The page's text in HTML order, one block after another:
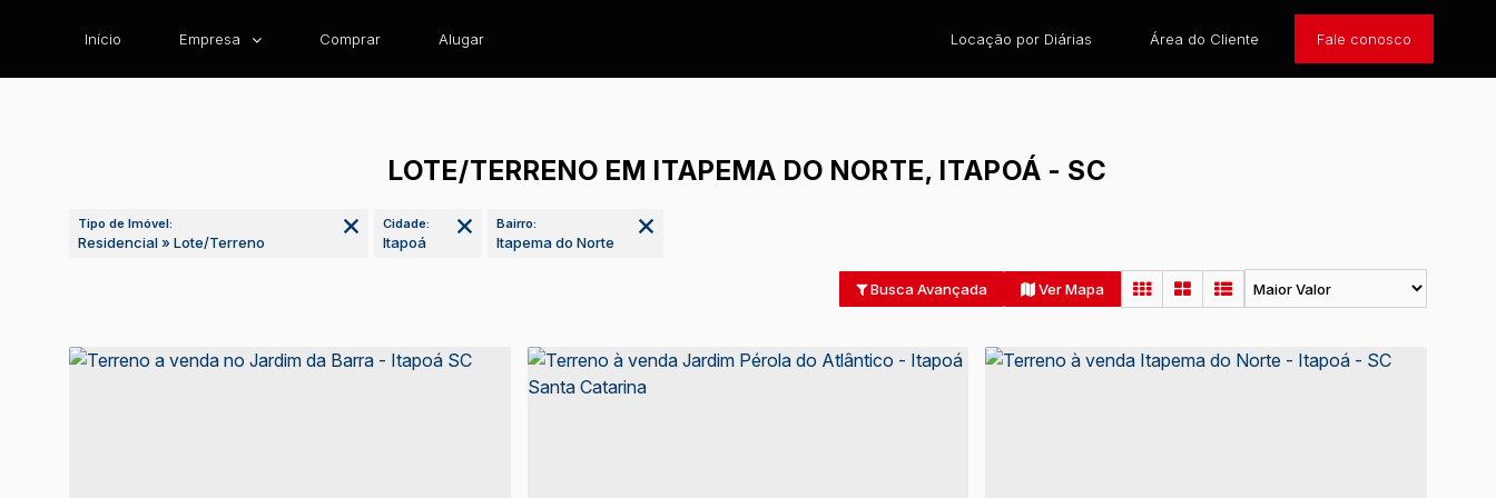
Fale conosco
Área do Cliente
Início Empresa Locação por Diárias
Comprar Alugar
LOTE/TERRENO EM ITAPEMA DO NORTE, ITAPOÁ - SC
Tipo de Imóvel:
Residencial » Lote/Terreno
Cidade:
Itapoá
Bairro:
Itapema do Norte
Busca Avançada Ver Mapa